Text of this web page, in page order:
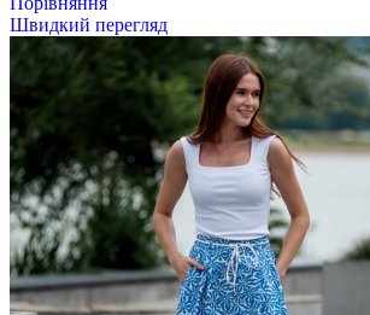
Швидкий перегляд